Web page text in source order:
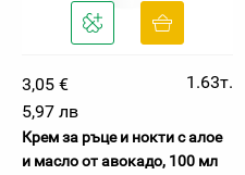
3,05 €
1.63т.
5,97 лв
Крем за ръце и нокти с алое
и масло от авокадо, 100 мл